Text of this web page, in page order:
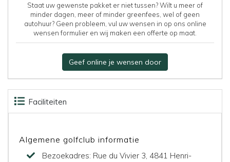
Staat uw gewenste pakket er niet tussen? Wilt u meer of
minder dagen, meer of minder greenfees, wel of geen
autohuur? Geen probleem, vul uw wensen in op ons online
wensen formulier en wij maken een offerte op maat.
Geef online je wensen door
Faciliteiten
Algemene golfclub informatie
Bezoekadres: Rue du Vivier 3, 4841 Henri-